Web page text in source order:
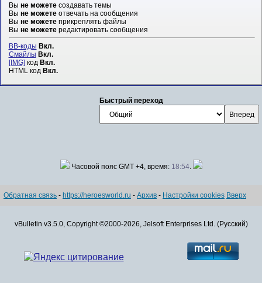
Вы не можетесоздавать темы
Вы не можетеотвечать на сообщения
Вы не можетеприкреплять файлы
Вы не можетередактировать сообщения
BB-коды Вкл.
Смайлы Вкл.
[IMG]код Вкл.
HTML код Вкл.
Быстрый переход
Часовой пояс GMT +4, время: 18:54.
Обратная связь - https://heroesworld.ru - Архив - Настройки cookies Вверх
vBulletin v3.5.0, Copyright ©2000-2026, Jelsoft Enterprises Ltd. (Русский)